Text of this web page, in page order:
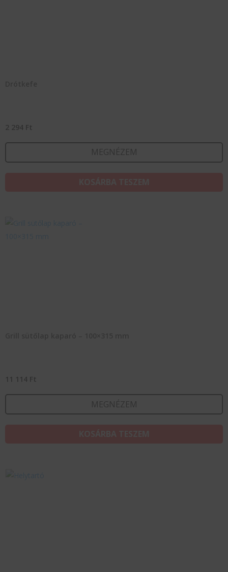
2 294 Ft
MEGNÉZEM
11 114 Ft
MEGNÉZEM